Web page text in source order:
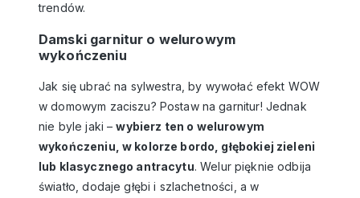
trendów.
Damski garnitur o welurowym
wykończeniu
Jak się ubrać na sylwestra, by wywołać efekt WOW
w domowym zaciszu? Postaw na garnitur! Jednak
nie byle jaki –wybierz ten o welurowym
wykończeniu, w kolorze bordo, głębokiej zieleni
lub klasycznego antracytu. Welur pięknie odbija
światło, dodaje głębi i szlachetności, a w